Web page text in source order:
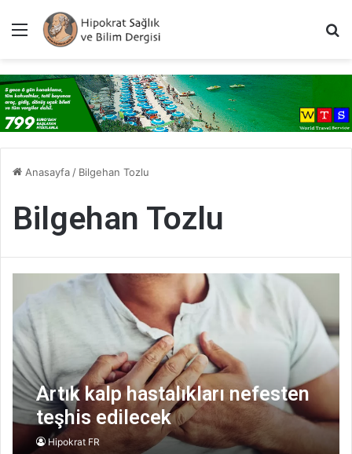
Menü
Anasayfa / Bilgehan Tozlu
Bilgehan Tozlu
Artık kalp hastalıkları nefesten
teşhis edilecek
Hipokrat FR